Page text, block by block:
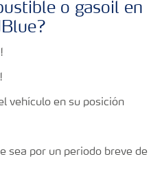
o gasoil en
vehículo en su posición
sea por un periodo breve de